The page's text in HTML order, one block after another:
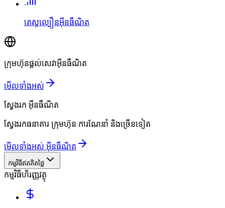
តេស្តល្បឿនអ៊ីនធឺណិត
ក្រុមហ៊ុនផ្តល់សេវាអ៊ីនធឺណិត
មើលទាំងអស់
ស្វែងរក អ៊ីនធឺណិត
ស្វែងរកធនាគារ ក្រុមហ៊ុន ការណែនាំ និងច្រើនទៀត
មើលទាំងអស់ អ៊ីនធឺណិត
កម្មវិធីឥតគិតថ្លៃ
កម្មវិធីហិរញ្ញវត្ថុ